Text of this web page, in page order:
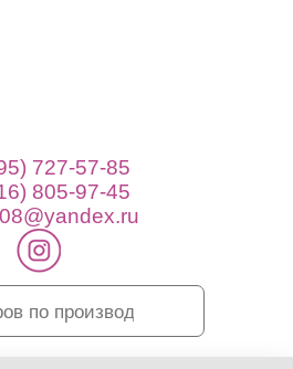
727-57-85
805-97-45